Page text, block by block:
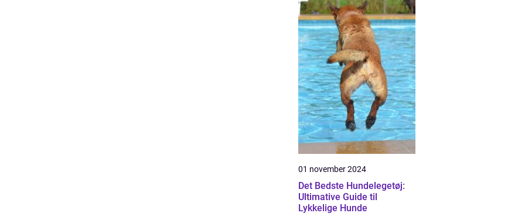
01 november 2024
Det Bedste Hundelegetøj:
Ultimative Guide til
Lykkelige Hunde